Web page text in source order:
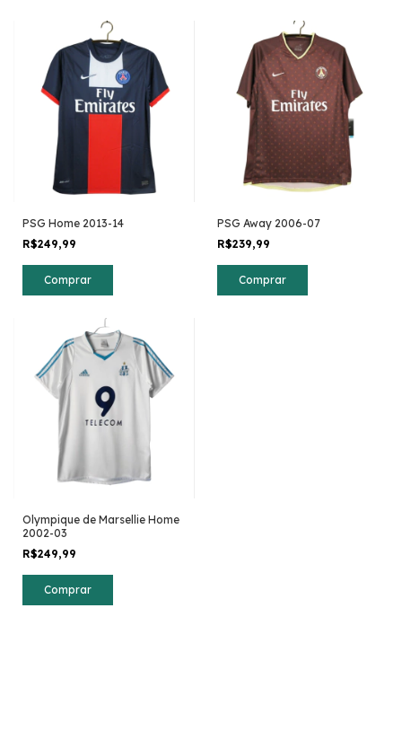
PSG Home 2013-14
R$249,99
Comprar
PSG Away 2006-07
R$239,99
Comprar
Olympique de Marsellie Home
2002-03
R$249,99
Comprar